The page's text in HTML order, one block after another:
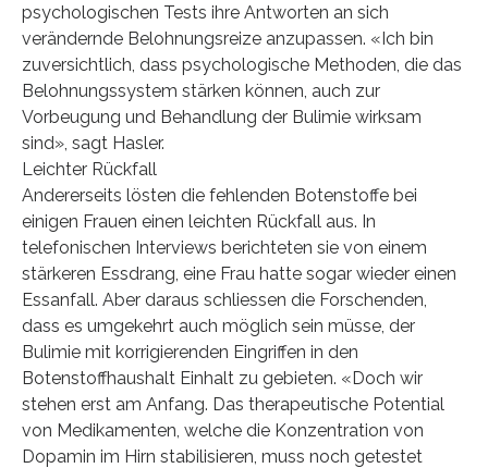
psychologischen Tests ihre Antworten an sich
verändernde Belohnungsreize anzupassen. «Ich bin
zuversichtlich, dass psychologische Methoden, die das
Belohnungssystem stärken können, auch zur
Vorbeugung und Behandlung der Bulimie wirksam
sind», sagt Hasler.
Leichter Rückfall
Andererseits lösten die fehlenden Botenstoffe bei
einigen Frauen einen leichten Rückfall aus. In
telefonischen Interviews berichteten sie von einem
stärkeren Essdrang, eine Frau hatte sogar wieder einen
Essanfall. Aber daraus schliessen die Forschenden,
dass es umgekehrt auch möglich sein müsse, der
Bulimie mit korrigierenden Eingriffen in den
Botenstoffhaushalt Einhalt zu gebieten. «Doch wir
stehen erst am Anfang. Das therapeutische Potential
von Medikamenten, welche die Konzentration von
Dopamin im Hirn stabilisieren, muss noch getestet